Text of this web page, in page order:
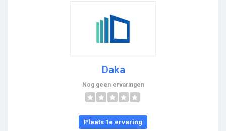
Daka
Nog geen ervaringen
Plaats 1e ervaring